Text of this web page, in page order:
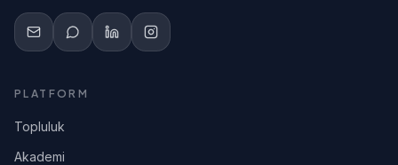
PLATFORM
Topluluk
Akademi